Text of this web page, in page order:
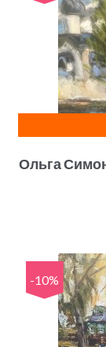
Ольга
-10%